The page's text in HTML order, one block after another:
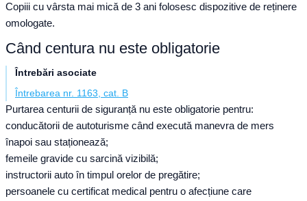
Copiii cu vârsta mai mică de 3 ani folosesc dispozitive de reținere
omologate.
Când centura nu este obligatorie
Întrebări asociate
Întrebarea nr. 1163, cat. B
Purtarea centurii de siguranță nu este obligatorie pentru:
conducătorii de autoturisme când execută manevra de mers
înapoi sau staționează;
femeile gravide cu sarcină vizibilă;
instructorii auto în timpul orelor de pregătire;
persoanele cu certificat medical pentru o afecțiune care